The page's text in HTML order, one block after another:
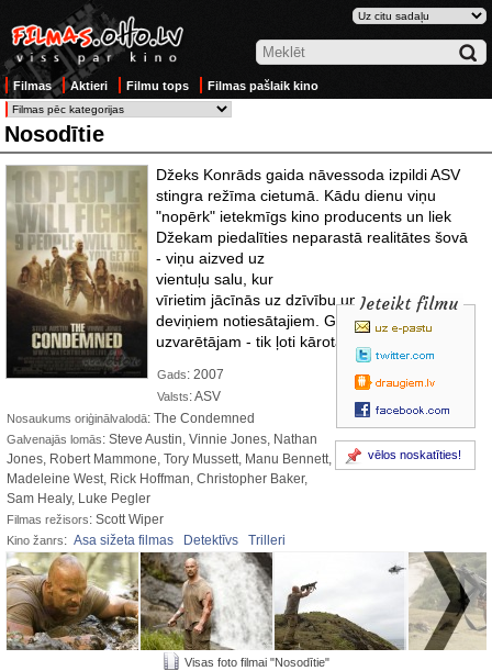
Filmas Aktieri Filmu tops Filmas pašlaik kino
Nosodītie
Džeks Konrāds gaida nāvessoda izpildi ASV
stingra režīma cietumā. Kādu dienu viņu
"nopērk" ietekmīgs kino producents un liek
Džekam piedalīties neparastā realitātes šovā
- viņuaizved uz
vientuļu salu, kur
vīrietim jācīnās uz dzīvību un nāvi vēl ar
deviņiem notiesātajiem. Galvenā balva šova
uzvarētājam - tik ļoti kārotā brīvība...
Ieteikt filmu
vēlos noskatīties!
Gads: 2007
Valsts: ASV
Nosaukums oriģinālvalodā: The Condemned
Galvenajās lomās: Steve Austin, Vinnie Jones, Nathan
Jones, Robert Mammone, Tory Mussett, Manu Bennett,
Madeleine West, Rick Hoffman, Christopher Baker,
Sam Healy, Luke Pegler
Filmas režisors: Scott Wiper
Kino žanrs: Asa sižeta filmas Detektīvs Trilleri
Visas foto filmai "Nosodītie"